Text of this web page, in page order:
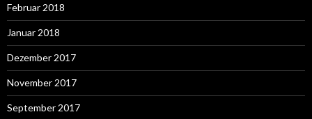
Februar 2018
Januar 2018
Dezember 2017
November 2017
September 2017